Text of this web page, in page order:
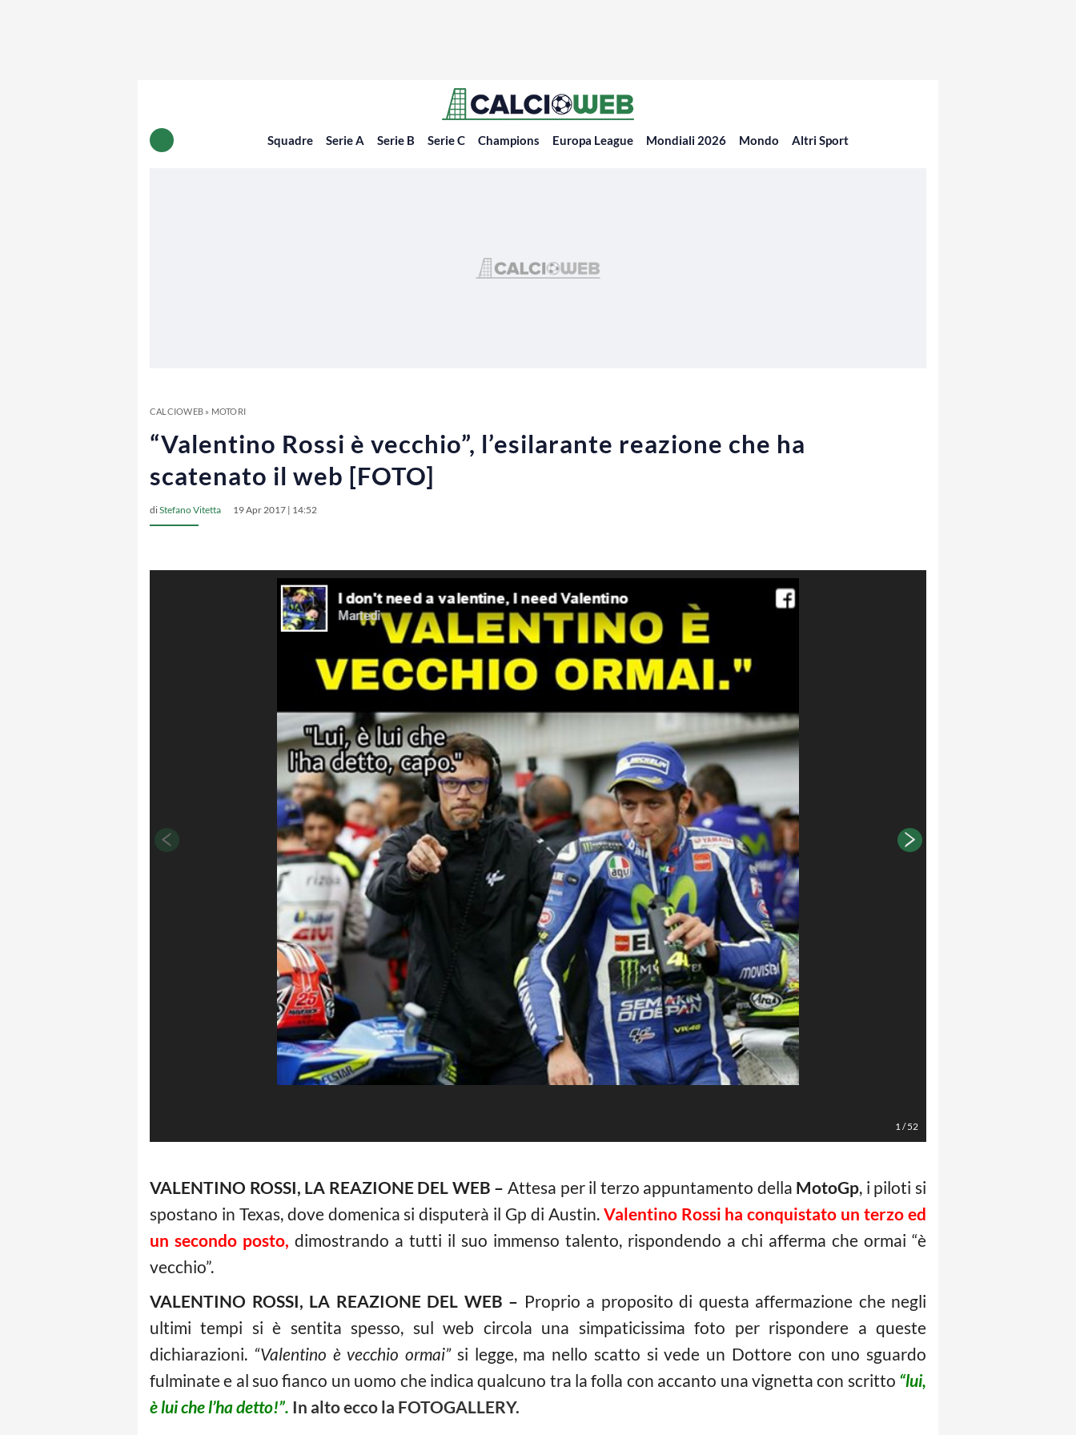
Squadre Serie A Serie B Serie C Champions Europa League Mondiali 2026 Mondo Altri Sport
CALCIOWEB» MOTORI
“Valentino Rossi è vecchio”, l’esilarante reazione che ha
scatenato il web [FOTO]
diStefano Vitetta 19 Apr 2017 | 14:52
1/52
VALENTINO ROSSI, LA REAZIONE DEL WEB – Attesa per il terzo appuntamento della MotoGp, i piloti si
spostano in Texas, dove domenica si disputerà il Gp di Austin. Valentino Rossi ha conquistato un terzo ed
un secondo posto, dimostrando a tutti il suo immenso talento, rispondendo a chi afferma che ormai “è
vecchio”.
VALENTINO ROSSI, LA REAZIONE DEL WEB – Proprio a proposito di questa affermazione che negli
ultimi tempi si è sentita spesso, sul web circola una simpaticissima foto per rispondere a queste
dichiarazioni. “Valentino è vecchio ormai”si legge, ma nello scatto si vede un Dottore con uno sguardo
fulminate e al suo fianco un uomo che indica qualcuno tra la folla con accanto una vignetta con scritto “lui,
è lui che l’ha detto!”. In alto ecco la FOTOGALLERY.